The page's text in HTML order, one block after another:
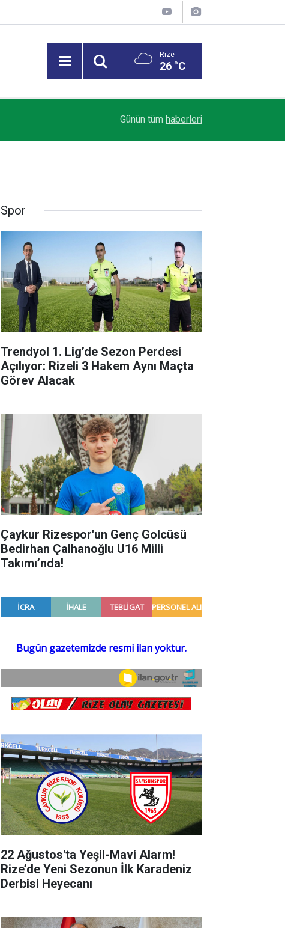
Rize
26 °C
Günün tüm haberleri
Spor
Trendyol 1. Lig’de Sezon Perdesi
Açılıyor: Rizeli 3 Hakem Aynı Maçta
Görev Alacak
Çaykur Rizespor'un Genç Golcüsü
Bedirhan Çalhanoğlu U16 Milli
Takımı’nda!
22 Ağustos'ta Yeşil-Mavi Alarm!
Rize’de Yeni Sezonun İlk Karadeniz
Derbisi Heyecanı